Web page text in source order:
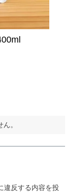
。
違反する内容を投